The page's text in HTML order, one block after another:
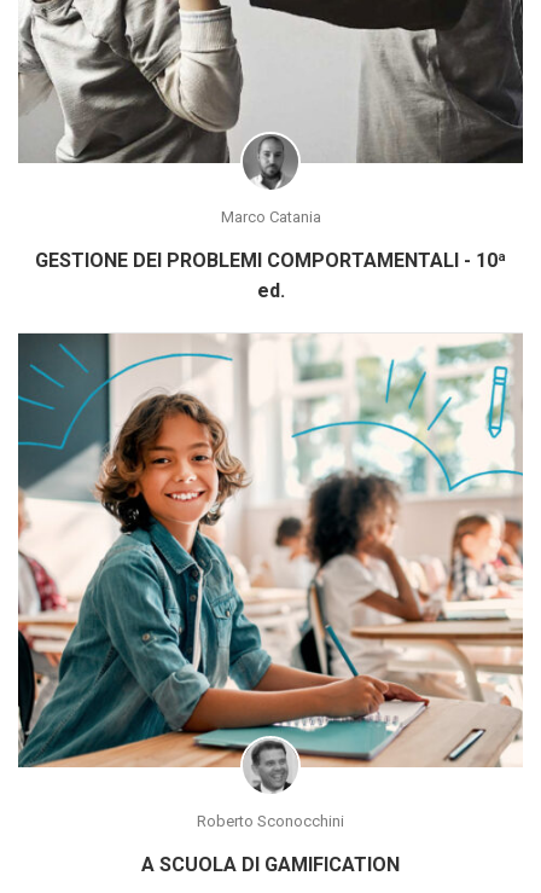
Marco Catania
GESTIONE DEI PROBLEMI COMPORTAMENTALI - 10ª
ed.
Roberto Sconocchini
A SCUOLA DI GAMIFICATION